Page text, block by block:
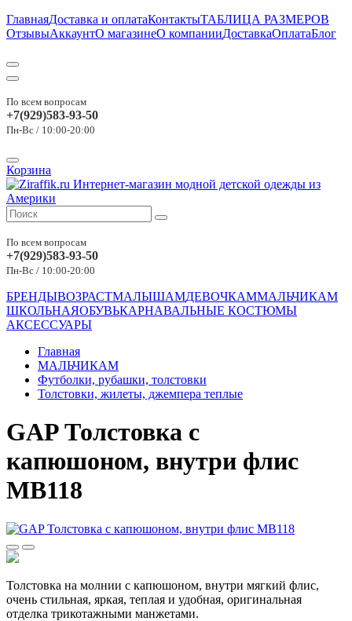
ГлавнаяДоставка и оплатаКонтактыТАБЛИЦА РАЗМЕРОВ
ОтзывыАккаунтО магазинеО компанииДоставкаОплатаБлог
По всем вопросам
+7(929)583-93-50
Пн-Вс / 10:00-20:00
Корзина
По всем вопросам
+7(929)583-93-50
Пн-Вс / 10:00-20:00
БРЕНДЫВОЗРАСТМАЛЫШАМДЕВОЧКАММАЛЬЧИКАМ
ШКОЛЬНАЯОБУВЬКАРНАВАЛЬНЫЕ КОСТЮМЫ
АКСЕССУАРЫ
Главная
МАЛЬЧИКАМ
Футболки, рубашки, толстовки
Толстовки, жилеты, джемпера теплые
GAP Толстовка с
капюшоном, внутри флис
МВ118
Толстовка на молнии с капюшоном, внутри мягкий флис,
очень стильная, яркая, теплая и удобная, оригинальная
отделка трикотажными манжетами.